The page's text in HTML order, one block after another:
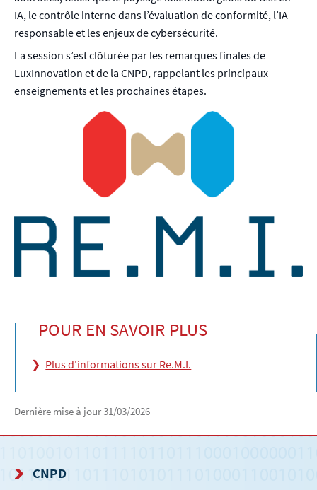
IA, le contrôle interne dans l’évaluation de conformité, l’IA
responsable et les enjeux de cybersécurité.
La session s’est clôturée par les remarques finales de
LuxInnovation et de la CNPD, rappelant les principaux
enseignements et les prochaines étapes.
POUR EN SAVOIR PLUS
Plus d'informations sur Re.M.I.
Dernière mise à jour31/03/2026
CNPD